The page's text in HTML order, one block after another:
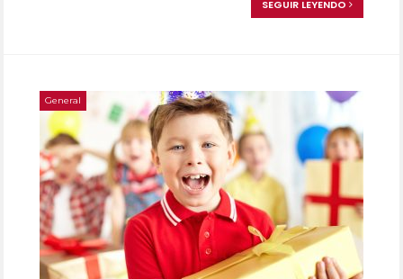
SEGUIR LEYENDO
General